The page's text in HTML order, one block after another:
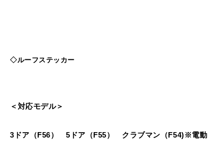
◇ルーフステッカー
＜対応モデル＞
3ドア（F56） 5ドア（F55） クラブマン（F54)※電動